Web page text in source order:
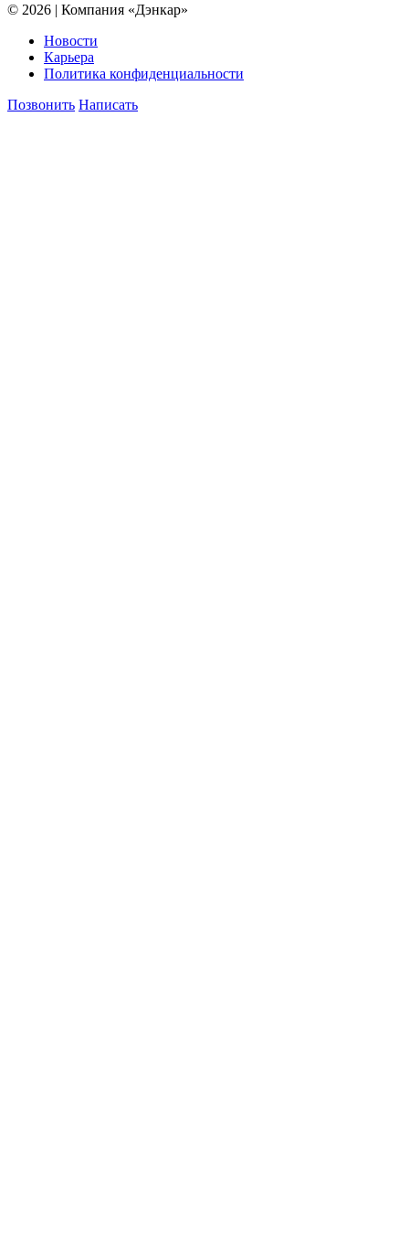
© 2026 | Компания «Дэнкар»
Новости
Карьера
Политика конфиденциальности
Позвонить Написать